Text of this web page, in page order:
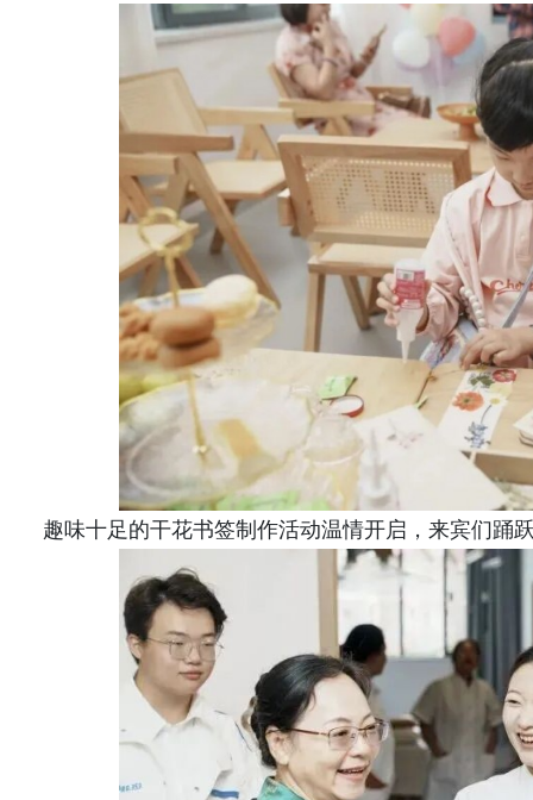
趣味十足的干花书签制作活动温情开启，来宾们踊